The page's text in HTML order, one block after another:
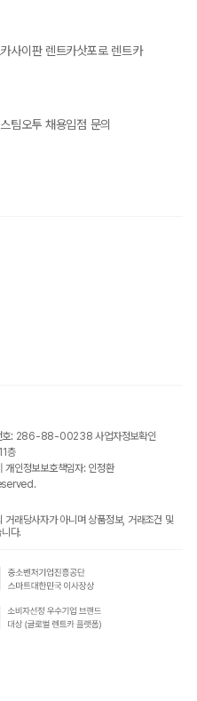
사이판 렌트카삿포로 렌트카
팀오투 채용입점 문의
번호: 286-88-00238 사업자정보확인
층
인정보보호책임자: 인정환
래당사자가 아니며 상품정보, 거래조건 및
다.